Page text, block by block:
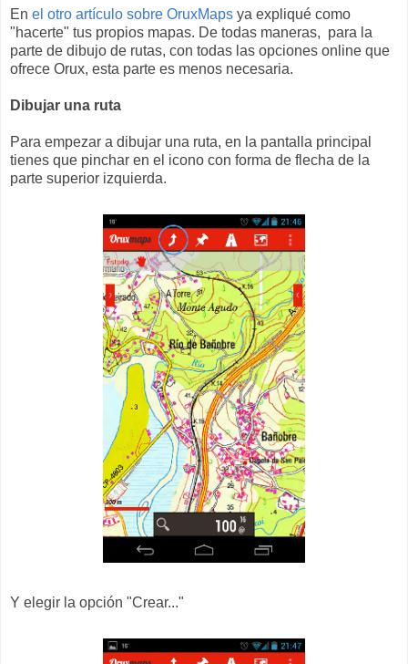
En el otro artículo sobre OruxMaps ya expliqué como
"hacerte" tus propios mapas. De todas maneras, para la
parte de dibujo de rutas, con todas las opciones online que
ofrece Orux, esta parte es menos necesaria.
Dibujar una ruta
Para empezar a dibujar una ruta, en la pantalla principal
tienes que pinchar en el icono con forma de flecha de la
parte superior izquierda.
Y elegir la opción "Crear..."